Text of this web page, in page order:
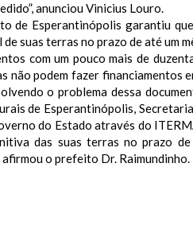
anunciou Vinicius Louro.
de Esperantinópolis garantiu
suas terras no prazo de até um
com um pouco mais de
podem fazer financiamentos
o problema dessa
de Esperantinópolis,
do Estado através do
das suas terras no prazo
afirmou o prefeito Dr. Raimundinho.